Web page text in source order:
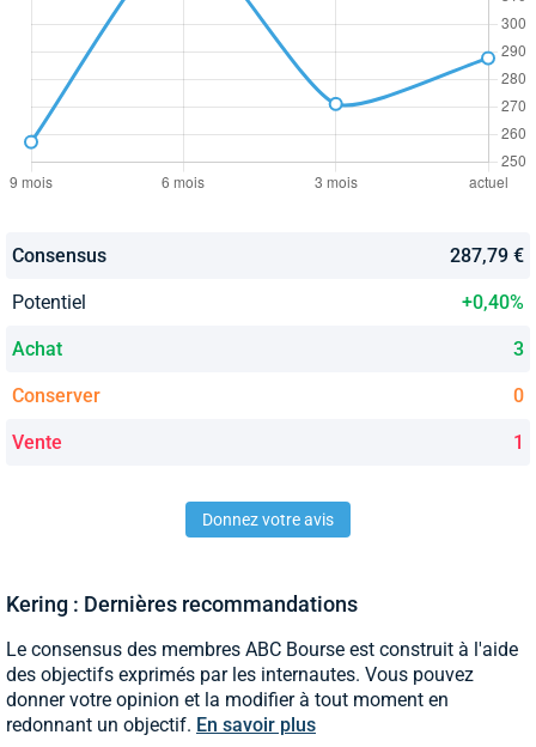
Consensus 287,79 €
Potentiel +0,40%
Achat 3
Conserver 0
Vente 1
Donnez votre avis
Kering : Dernières recommandations
Le consensus des membres ABC Bourse est construit à l'aide
des objectifs exprimés par les internautes. Vous pouvez
donner votre opinion et la modifier à tout moment en
redonnant un objectif. En savoir plus